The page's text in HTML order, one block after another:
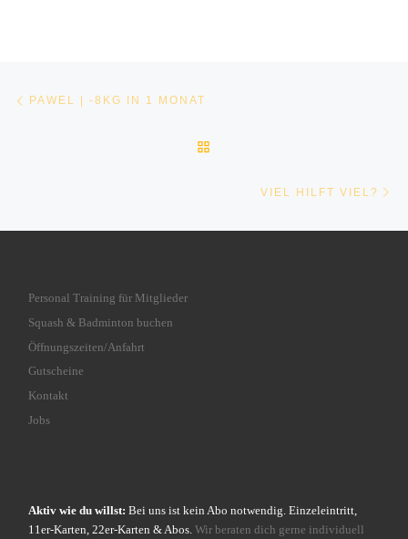
Beitragsnavigation
PAWEL | -8KG IN 1 MONAT
VIEL HILFT VIEL?
Personal Training für Mitglieder
Squash & Badminton buchen
Öffnungszeiten/Anfahrt
Gutscheine
Kontakt
Jobs
Aktiv wie du willst: Bei uns ist kein Abo notwendig. Einzeleintritt,
11er-Karten, 22er-Karten & Abos. Wir beraten dich gerne individuell